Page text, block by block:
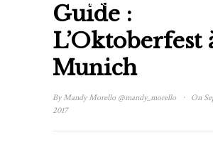
À PROPOS DE
Guide :
L’Oktoberfest
Munich
ByMandy Morello @mandy_morello ·
On
2017